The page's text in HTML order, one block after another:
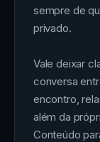
sempre de
privado.
Vale deixar
conversa
encontro,
além da
Conteúdo